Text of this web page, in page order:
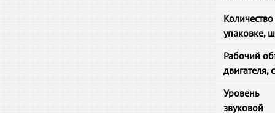
упаковке,
Рабочий
двигателя,
Уровень
звуковой